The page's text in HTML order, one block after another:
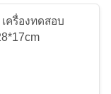
ล
ครื่องทดสอบ